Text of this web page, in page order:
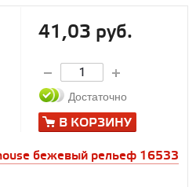
бежевый рельеф 16533
41,03 руб.
Достаточно
В КОРЗИНУ